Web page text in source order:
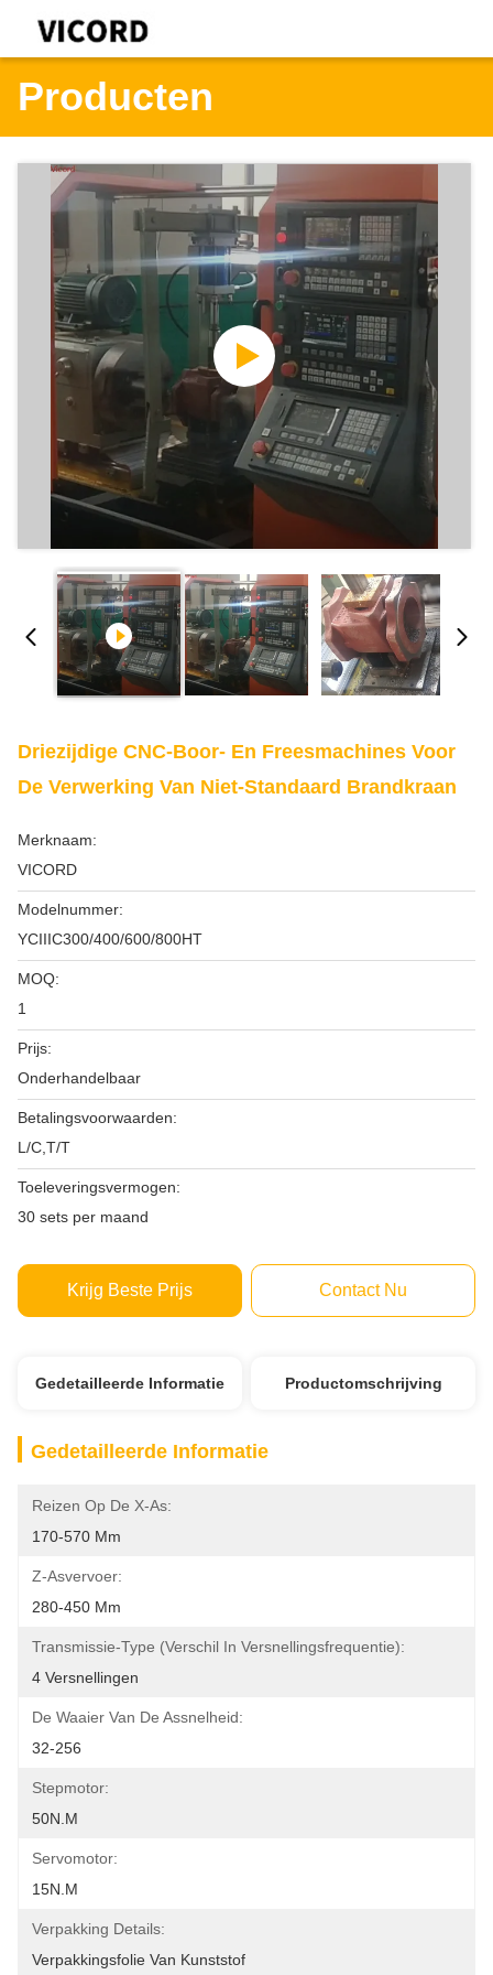
Producten
Driezijdige CNC-Boor- En Freesmachines Voor
De Verwerking Van Niet-Standaard Brandkraan
Merknaam:
VICORD
Modelnummer:
YCIIIC300/400/600/800HT
MOQ:
1
Prijs:
Onderhandelbaar
Betalingsvoorwaarden:
L/C,T/T
Toeleveringsvermogen:
30 sets per maand
Krijg Beste Prijs Contact Nu
Gedetailleerde Informatie Productomschrijving
Gedetailleerde Informatie
Reizen Op De X-As:
170-570 Mm
Z-Asvervoer:
280-450 Mm
Transmissie-Type (verschil In Versnellingsfrequentie):
4 Versnellingen
De Waaier Van De Assnelheid:
32-256
Stepmotor:
50N.m
Servomotor:
15N.M
Verpakking Details:
Verpakkingsfolie Van Kunststof